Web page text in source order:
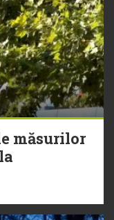
măsurilor